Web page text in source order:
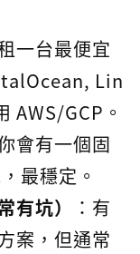
一台最便宜
Lin
AWS/GCP。
會有一個固
最穩定。
有坑）
：有
案，但通常